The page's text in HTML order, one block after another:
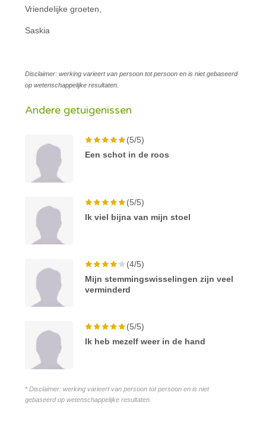
Vriendelijke groeten,
Saskia
Disclaimer: werking varieert van persoon tot persoon en is niet gebaseerd
op wetenschappelijke resultaten.
Andere getuigenissen
(5/5)
Een schot in de roos
(5/5)
Ik viel bijna van mijn stoel
(4/5)
Mijn stemmingswisselingen zijn veel
verminderd
(5/5)
Ik heb mezelf weer in de hand
* Disclaimer: werking varieert van persoon tot persoon en is niet
gebaseerd op wetenschappelijke resultaten.